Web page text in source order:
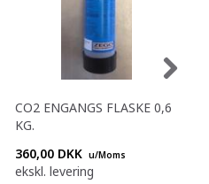
CO2 ENGANGS FLASKE 0,6
KG.
360,00 DKK u/Moms
ekskl. levering